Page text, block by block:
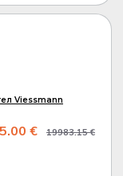
Viessmann
€ 19983.15 €